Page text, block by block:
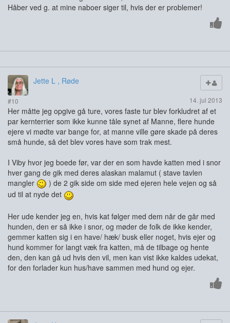
Håber ved g. at mine naboer siger til, hvis der er problemer!
Jette L , Røde
#10 14. jul 2013
Her måtte jeg opgive gå ture, vores faste tur blev forkludret af et
par kernterrier som ikke kunne tåle synet af Manne, flere hunde
ejere vi mødte var bange for, at manne ville gøre skade på deres
små hunde, så det blev vores have som trak mest.
I Viby hvor jeg boede før, var der en som havde katten med i snor
hver gang de gik med deres alaskan malamut ( stave tavlen
mangler
) de 2 gik side om side med ejeren hele vejen og så
ud til at nyde det
Her ude kender jeg en, hvis kat følger med dem når de går med
hunden, den er så ikke i snor, og møder de folk de ikke kender,
gemmer katten sig i en have/ hæk/ busk eller noget, hvis ejer og
hund kommer for langt væk fra katten, må de tilbage og hente
den, den kan gå ud hvis den vil, men kan vist ikke kaldes udekat,
for den forlader kun hus/have sammen med hund og ejer.